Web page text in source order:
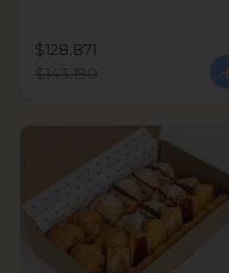
$128.871
$143.190